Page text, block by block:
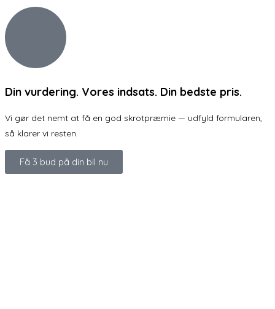
Din vurdering. Vores indsats. Din bedste pris.
Vi gør det nemt at få en god skrotpræmie — udfyld formularen,
så klarer vi resten.
Få 3 bud på din bil nu